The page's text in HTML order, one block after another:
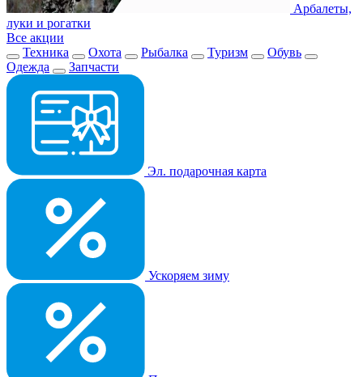
Арбалеты,
луки и рогатки
Все акции
Техника
Охота Рыбалка Туризм
Обувь
Одежда
Запчасти
Эл. подарочная карта
Ускоряем зиму